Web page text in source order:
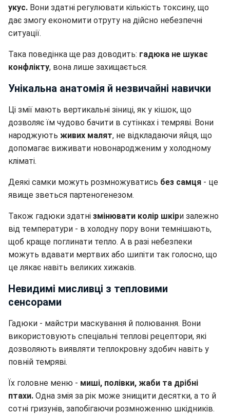
укус. Вони здатні регулювати кількість токсину, що
дає змогу економити отруту на дійсно небезпечні
ситуації.
Така поведінка ще раз доводить: гадюка не шукає
конфлікту, вона лише захищається.
Унікальна анатомія й незвичайні навички
Ці змії мають вертикальні зіниці, як у кішок, що
дозволяє їм чудово бачити в сутінках і темряві. Вони
народжують живих малят, не відкладаючи яйця, що
допомагає виживати новонародженим у холодному
кліматі.
Деякі самки можуть розмножуватись без самця - це
явище зветься партеногенезом.
Також гадюки здатні змінювати колір шкіри залежно
від температури - в холодну пору вони темнішають,
щоб краще поглинати тепло. А в разі небезпеки
можуть вдавати мертвих або шипіти так голосно, що
це лякає навіть великих хижаків.
Невидимі мисливці з тепловими
сенсорами
Гадюки - майстри маскування й полювання. Вони
використовують спеціальні теплові рецептори, які
дозволяють виявляти теплокровну здобич навіть у
повній темряві.
Їх головне меню - миші, полівки, жаби та дрібні
птахи. Одна змія за рік може знищити десятки, а то й
сотні гризунів, запобігаючи розмноженню шкідників.